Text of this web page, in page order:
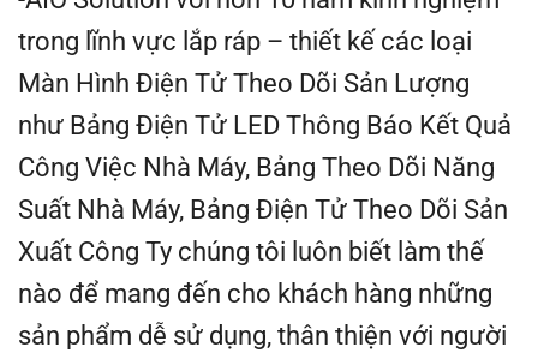
trong lĩnh vực lắp ráp – thiết kế các loại
Màn Hình Điện Tử Theo Dõi Sản Lượng
như Bảng Điện Tử LED Thông Báo Kết Quả
Công Việc Nhà Máy, Bảng Theo Dõi Năng
Suất Nhà Máy, Bảng Điện Tử Theo Dõi Sản
Xuất Công Ty chúng tôi luôn biết làm thế
nào để mang đến cho khách hàng những
sản phẩm dễ sử dụng, thân thiện với người